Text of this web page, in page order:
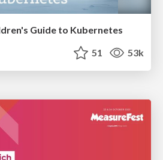
Guide to Kubernetes
51 53k